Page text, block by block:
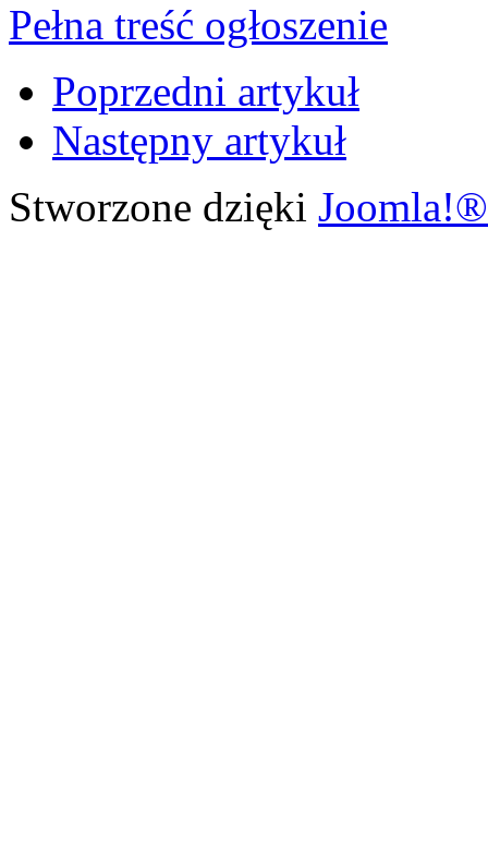
Pełna treść ogłoszenie
Poprzedni artykuł
Następny artykuł
Stworzone dzięki Joomla!®